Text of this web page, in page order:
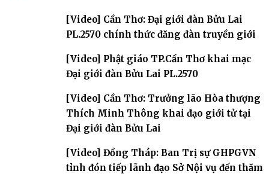
[Video] Cần Thơ: Đại giới đàn Bửu Lai
PL.2570 chính thức đăng đàn truyền giới
[Video] Phật giáo TP.Cần Thơ khai mạc
Đại giới đàn Bửu Lai PL.2570
[Video] Cần Thơ: Trưởng lão Hòa thượng
Thích Minh Thông khai đạo giới tử tại
Đại giới đàn Bửu Lai
[Video] Đồng Tháp: Ban Trị sự GHPGVN
tỉnh đón tiếp lãnh đạo Sở Nội vụ đến thăm